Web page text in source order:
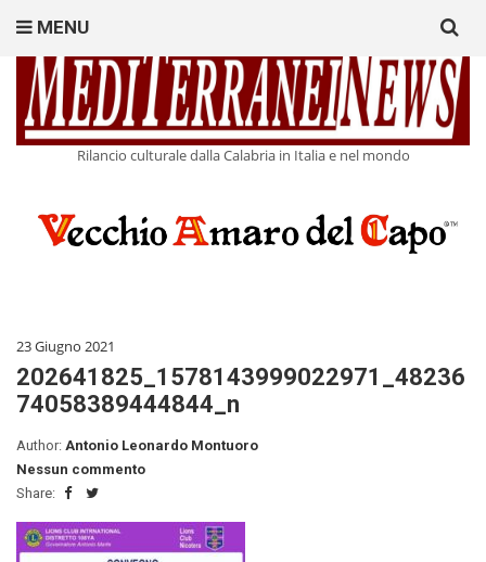
Rilancio culturale dalla Calabria in Italia e nel mondo
MENU
for:
23 Giugno 2021
202641825_1578143999022971_48236
74058389444844_n
Author: Antonio Leonardo Montuoro
Nessun commento
Share: